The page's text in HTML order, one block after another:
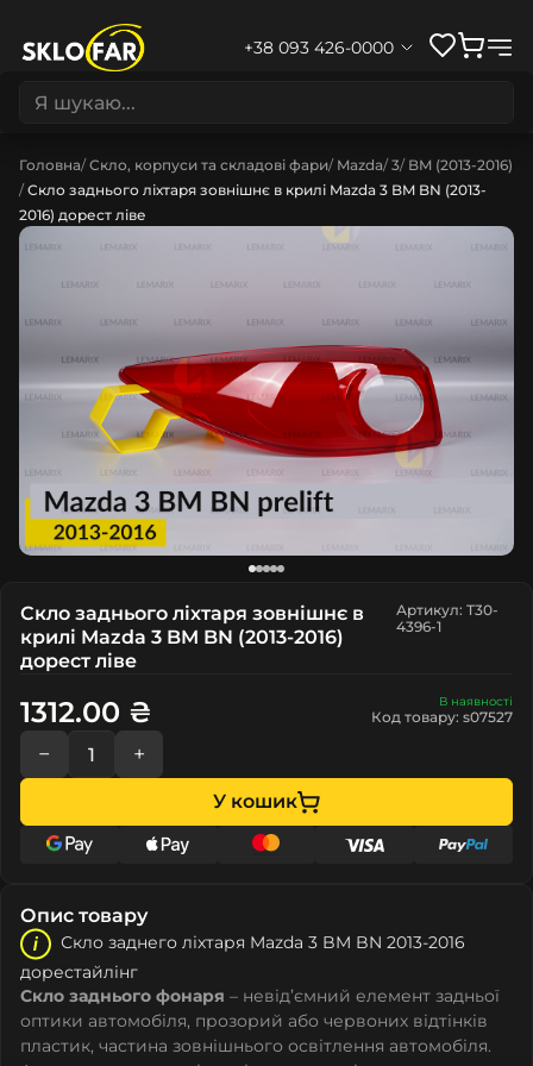
+38 093 426-0000
Головна Скло, корпуси та складові фари Mazda 3 BM (2013-2016)
Скло заднього ліхтаря зовнішнє в крилі Mazda 3 BM BN (2013-
2016) дорест ліве
Скло заднього ліхтаря зовнішнє в
крилі Mazda 3 BM BN (2013-2016)
дорест ліве
Артикул: T30-
4396-1
В наявності
Код товару: s07527
1312.00 ₴
− +
У кошик
Опис товару
Скло заднего ліхтаря Mazda 3 BM BN 2013-2016
дорестайлінг
Скло заднього фонаря – невід’ємний елемент задньої
оптики автомобіля, прозорий або червоних відтінків
пластик, частина зовнішнього освітлення автомобіля.